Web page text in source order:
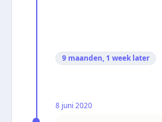
9 maanden, 1 week later
8 juni 2020